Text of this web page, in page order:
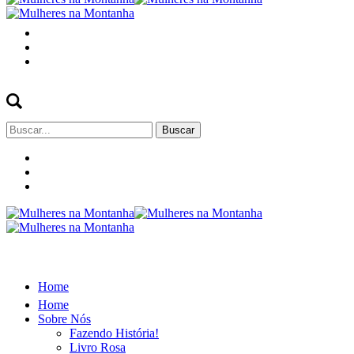
Buscar
por:
Home
Home
Sobre Nós
Fazendo História!
Livro Rosa